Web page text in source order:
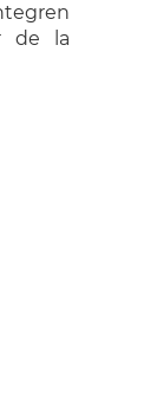
de la